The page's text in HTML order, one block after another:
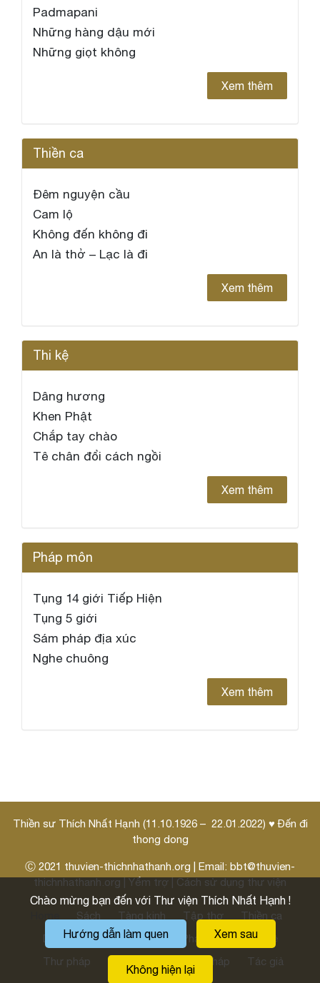
Padmapani
Những hàng dậu mới
Những giọt không
Xem thêm
Thiền ca
Đêm nguyện cầu
Cam lộ
Không đến không đi
An là thở – Lạc là đi
Xem thêm
Thi kệ
Dâng hương
Khen Phật
Chắp tay chào
Tê chân đổi cách ngồi
Xem thêm
Pháp môn
Tụng 14 giới Tiếp Hiện
Tụng 5 giới
Sám pháp địa xúc
Nghe chuông
Xem thêm
Thiền sư Thích Nhất Hạnh (11.10.1926 – 22.01.2022) ♥ Đến đi
thong dong
Ⓒ 2021 thuvien-thichnhathanh.org | Email: bbt@thuvien-
thichnhathanh.org
Yểm trợ Cách sử dụng thư viện
Sách Tàng kinh Tập thơ
Thiền ca
Danh ngôn
Pháp thoại Pháp môn
Thi kệ
Thư pháp
Thư thầy Hoằng pháp Tác giả
Chào mừng bạn đến với Thư viện Thích Nhất Hạnh !
Hướng dẫn làm quen Xem sau
Không hiện lại